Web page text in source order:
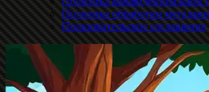
Политика обработки
Пользовательское соглашение